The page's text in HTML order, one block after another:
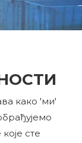
како 'ми'
сте